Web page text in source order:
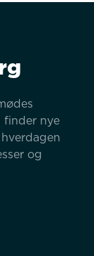
finder nye
og